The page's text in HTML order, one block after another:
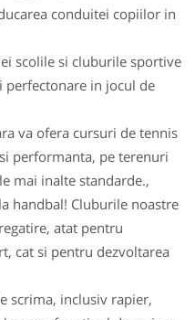
conduitei copiilor in
scolile si cluburile sportive
perfectonare in jocul de
va ofera cursuri de tennis
performanta, pe terenuri
mai inalte standarde.,
handbal! Cluburile noastre
atat pentru
cat si pentru dezvoltarea
scrima, inclusiv rapier,